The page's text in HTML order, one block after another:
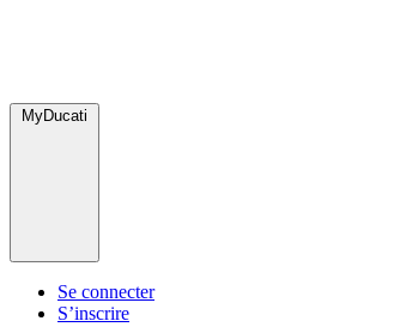
MyDucati
Se connecter
S’inscrire